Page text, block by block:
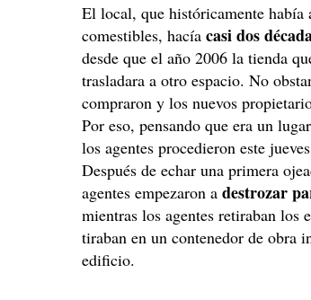
El local, que históricamente había
comestibles, hacíacasi dos
desde que el año 2006 la tienda
trasladara a otro espacio. No
compraron y los nuevos
Por eso, pensando que era un
los agentes procedieron este
Después de echar una primera
agentes empezaron adestrozar
mientras los agentes retiraban los
tiraban en un contenedor de obra
edificio.